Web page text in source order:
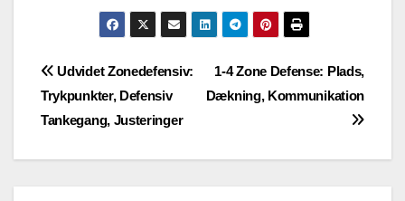
Post
navigation
1-4 Zone Defense: Plads,
Dækning, Kommunikation
Udvidet Zonedefensiv:
Trykpunkter, Defensiv
Tankegang, Justeringer